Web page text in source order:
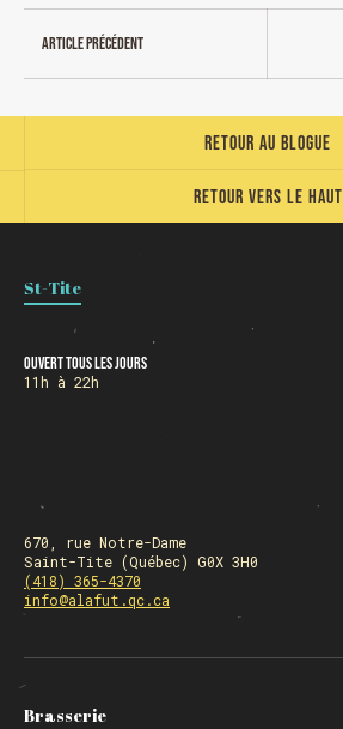
Article précédent
Retour vers le haut
Retour au blogue
St-Tite
Ouvert tous les jours
11h à 22h
670, rue Notre-Dame
Saint-Tite (Québec) G0X 3H0
(418) 365-4370
info@alafut.qc.ca
Brasserie